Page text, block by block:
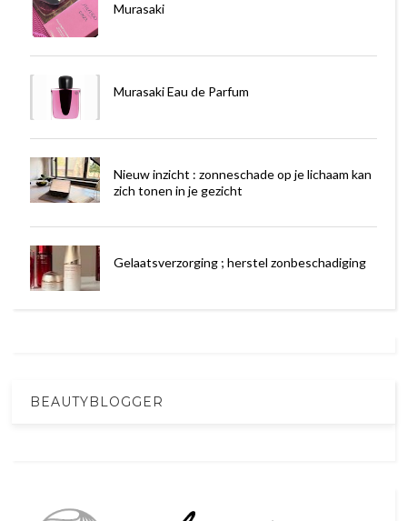
Murasaki
Murasaki Eau de Parfum
Nieuw inzicht : zonneschade op je lichaam kan
zich tonen in je gezicht
Gelaatsverzorging ; herstel zonbeschadiging
BEAUTYBLOGGER